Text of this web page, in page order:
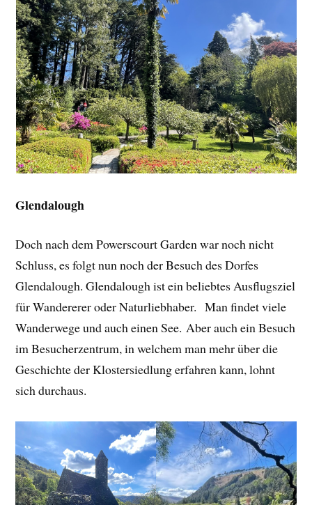
Glendalough
Doch nach dem Powerscourt Garden war noch nicht
Schluss, es folgt nun noch der Besuch des Dorfes
Glendalough. Glendalough ist ein beliebtes Ausflugsziel
für Wandererer oder Naturliebhaber. Man findet viele
Wanderwege und auch einen See. Aber auch ein Besuch
im Besucherzentrum, in welchem man mehr über die
Geschichte der Klostersiedlung erfahren kann, lohnt
sich durchaus.